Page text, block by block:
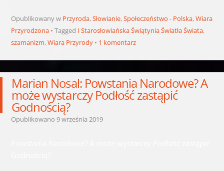
Opublikowany w Przyroda,Słowianie,Społeczeństwo - Polska,Wiara
Przyrodzona
Tagged I Starosłowiańska Świątynia Światła Świata,
szamanizm,Wiara Przyrody 1 komentarz
Marian Nosal: Powstania Narodowe? A
może wystarczy Podłość zastąpić
Godnością?
Opublikowano 9 września 2019